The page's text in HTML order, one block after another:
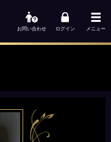
お問い合わせ ログイン メニュー